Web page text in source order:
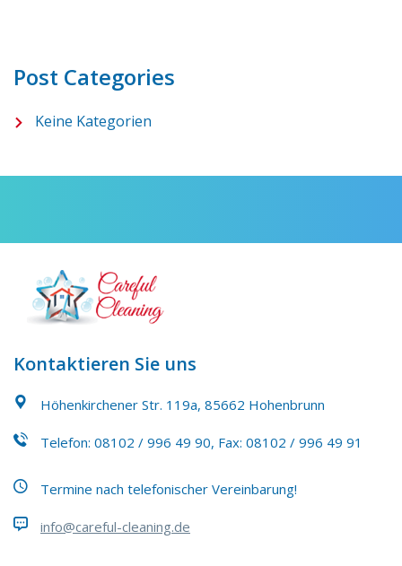
Post Categories
Keine Kategorien
Kontaktieren Sie uns
Höhenkirchener Str. 119a, 85662 Hohenbrunn
Telefon: 08102 / 996 49 90, Fax: 08102 / 996 49 91
Termine nach telefonischer Vereinbarung!
info@careful-cleaning.de